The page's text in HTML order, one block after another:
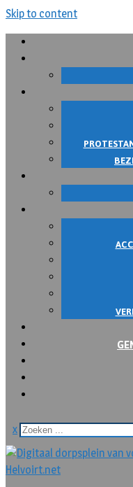
Skip to content
x